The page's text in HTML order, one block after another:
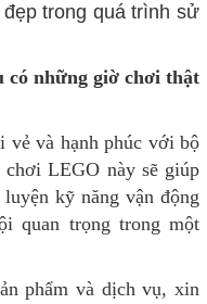
trong quá trình sử
có những giờ chơi thật
vẻ và hạnh phúc với bộ
LEGO này sẽ giúp
kỹ năng vận động
quan trọng trong một
phẩm và dịch vụ, xin